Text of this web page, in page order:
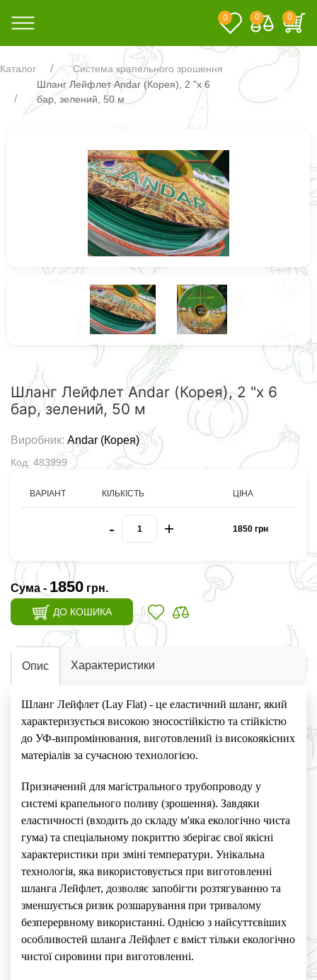
0 0 0
Каталог
Система крапельного зрошення
Шланг Лейфлет Andar (Корея), 2 "х 6
бар, зелений, 50 м
Шланг Лейфлет Andar (Корея), 2 "х 6
бар, зелений, 50 м
Виробник: Andar (Корея)
Код: 483999
ВАРІАНТ КІЛЬКІСТЬ ЦІНА
- + 1850 грн
Сума - 1850 грн.
ДО КОШИКА
Опис Характеристики
Шланг Лейфлет (Lay Flat) - це еластичний шланг, який
характеризується високою зносостійкістю та стійкістю
до УФ-випромінювання, виготовлений із високоякісних
матеріалів за сучасною технологією.
Призначений для магістрального трубопроводу у
системі крапельного поливу (зрошення). Завдяки
еластичності (входить до складу м'яка екологічно чиста
гума) та спеціальному покриттю зберігає свої якісні
характеристики при зміні температури. Унікальна
технологія, яка використовується при виготовленні
шланга Лейфлет, дозволяє запобігти розтягуванню та
зменшується ризик розшарування при тривалому
безперервному використанні. Однією з найсуттєвіших
особливостей шланга Лейфлет є вміст тільки екологічно
чистої сировини при виготовленні.